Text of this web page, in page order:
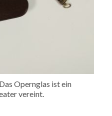
Opernglas ist ein
vereint.